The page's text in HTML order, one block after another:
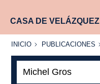
CASA DE VELÁZQUEZ
INICIO
INICIO PUBLICACIONES
PUBLICACIONES